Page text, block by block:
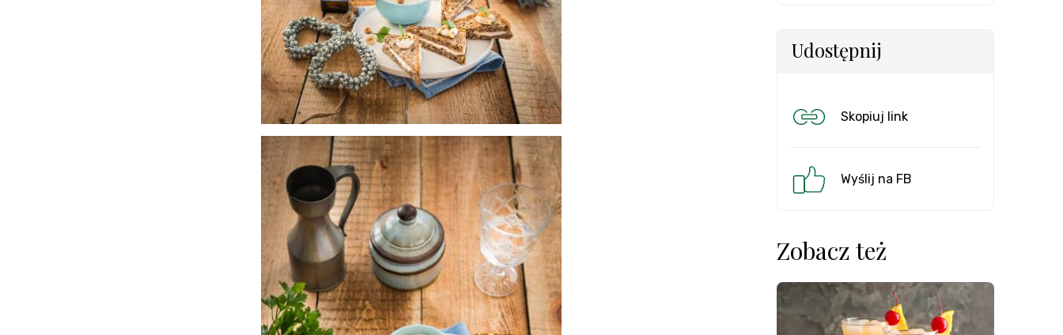
Udostępnij
Skopiuj link
Wyślij na FB
Zobacz też